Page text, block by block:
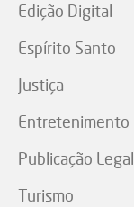
Edição Digital
Espírito Santo
Justiça
Entretenimento
Publicação Legal
Turismo